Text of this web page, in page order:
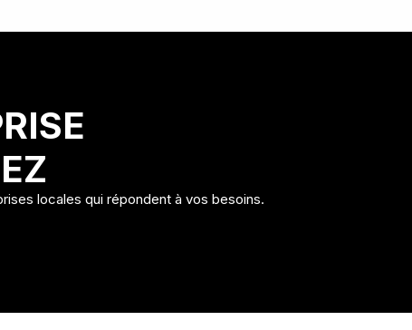
locales qui répondent à vos besoins.